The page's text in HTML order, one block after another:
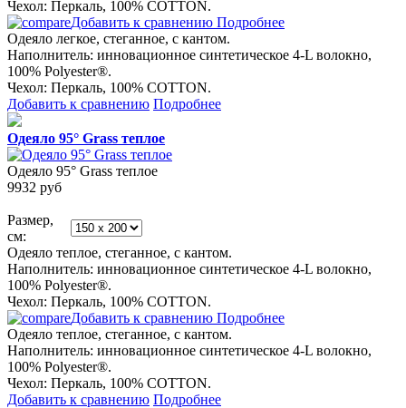
Чехол: Перкаль, 100% COTТON.
Добавить к сравнению Подробнее
Одеяло легкое, стеганное, с кантом.
Наполнитель: инновационное синтетическое 4-L волокно,
100% Polyester®.
Чехол: Перкаль, 100% COTТON.
Добавить к сравнению Подробнее
Одеяло 95° Grass теплое
Одеяло 95° Grass теплое
9932 руб
Размер,
см:
Одеяло теплое, стеганное, с кантом.
Наполнитель: инновационное синтетическое 4-L волокно,
100% Polyester®.
Чехол: Перкаль, 100% COTТON.
Добавить к сравнению Подробнее
Одеяло теплое, стеганное, с кантом.
Наполнитель: инновационное синтетическое 4-L волокно,
100% Polyester®.
Чехол: Перкаль, 100% COTТON.
Добавить к сравнению Подробнее